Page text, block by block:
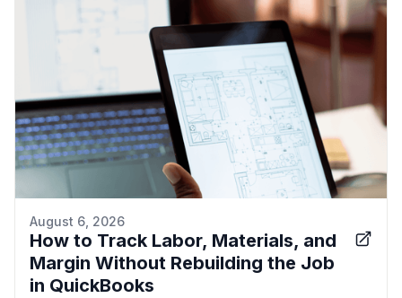
August 6, 2026
How to Track Labor, Materials, and
Margin Without Rebuilding the Job
in QuickBooks